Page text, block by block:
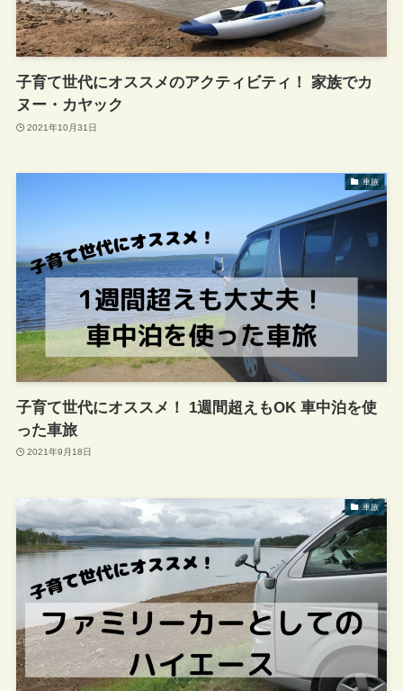
子育て世代にオススメのアクティビティ！ 家族でカ
ヌー・カヤック
2021年10月31日
車旅
子育て世代にオススメ！ 1週間超えもOK 車中泊を使
った車旅
2021年9月18日
車旅